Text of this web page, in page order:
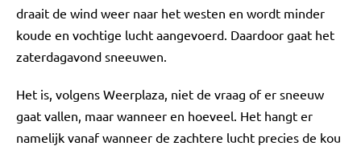
draait de wind weer naar het westen en wordt minder
koude en vochtige lucht aangevoerd. Daardoor gaat het
zaterdagavond sneeuwen.
Het is, volgens Weerplaza, niet de vraag of er sneeuw
gaat vallen, maar wanneer en hoeveel. Het hangt er
namelijk vanaf wanneer de zachtere lucht precies de kou